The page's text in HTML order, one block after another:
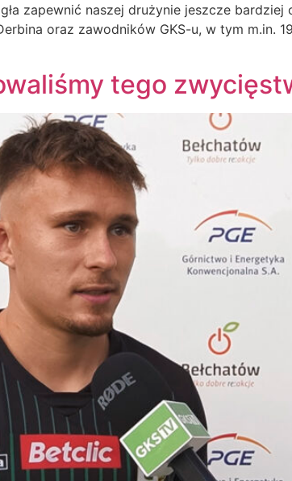
zapewnić naszej drużynie jeszcze bardziej
oraz zawodników GKS-u, w tym m.in.
tego